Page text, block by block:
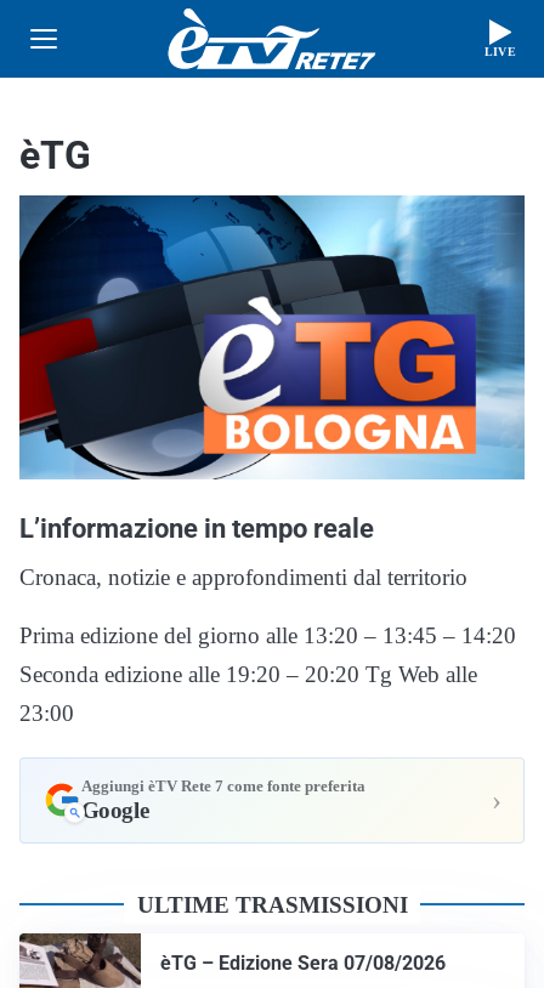
LIVE
èTG
L’informazione in tempo reale
Cronaca, notizie e approfondimenti dal territorio
Prima edizione del giorno alle 13:20 – 13:45 – 14:20
Seconda edizione alle 19:20 – 20:20 Tg Web alle
23:00
Aggiungi èTV Rete 7 come fonte preferita
Google ›
ULTIME TRASMISSIONI
èTG – Edizione Sera 07/08/2026